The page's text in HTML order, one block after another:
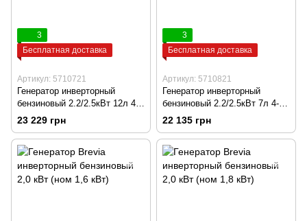
3
Бесплатная доставка
Артикул: 5710721
Генератор инверторный
бензиновый 2.2/2.5кВт 12л 4-х
тактный ручной запуск SIGMA
(5710721)
23 229 грн
3
Бесплатная доставка
Артикул: 5710821
Генератор инверторный
бензиновый 2.2/2.5кВт 7л 4-х
тактный ручной запуск SIGMA
(5710821)
22 135 грн